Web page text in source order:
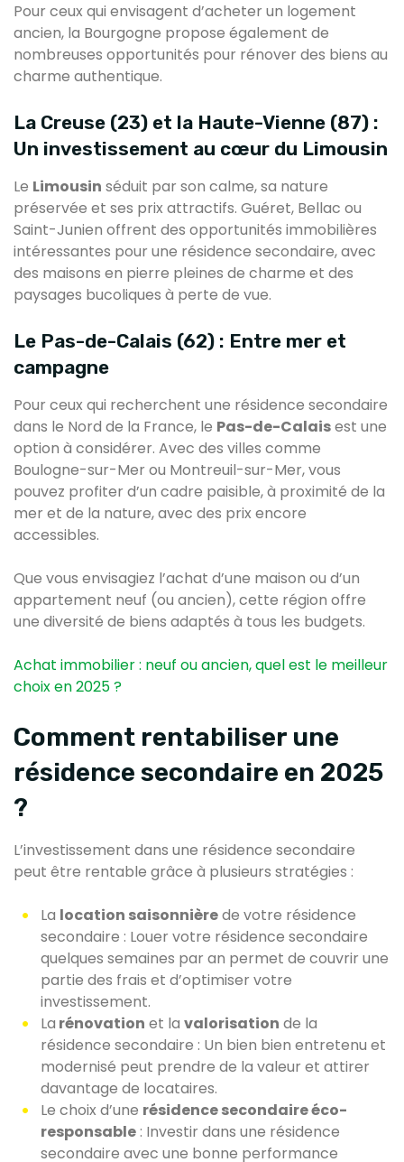
Pour ceux qui envisagent d’acheter un logement
ancien, la Bourgogne propose également de
nombreuses opportunités pour rénover des biens au
charme authentique.
La Creuse (23) et la Haute-Vienne (87) :
Un investissement au cœur du Limousin
Le Limousin séduit par son calme, sa nature
préservée et ses prix attractifs. Guéret, Bellac ou
Saint-Junien offrent des opportunités immobilières
intéressantes pour une résidence secondaire, avec
des maisons en pierre pleines de charme et des
paysages bucoliques à perte de vue.
Le Pas-de-Calais (62) : Entre mer et
campagne
Pour ceux qui recherchent une résidence secondaire
dans le Nord de la France, le Pas-de-Calaisest une
option à considérer. Avec des villes comme
Boulogne-sur-Mer ou Montreuil-sur-Mer, vous
pouvez profiter d’un cadre paisible, à proximité de la
mer et de la nature, avec des prix encore
accessibles.
Que vous envisagiez l’achat d’une maison ou d’un
appartement neuf (ou ancien), cette région offre
une diversité de biens adaptés à tous les budgets.
Achat immobilier : neuf ou ancien, quel est le meilleur
choix en 2025 ?
Comment rentabiliser une
résidence secondaire en 2025
?
L’investissement dans une résidence secondaire
peut être rentable grâce à plusieurs stratégies :
La location saisonnièrede votre résidence
secondaire : Louer votre résidence secondaire
quelques semaines par an permet de couvrir une
partie des frais et d’optimiser votre
investissement.
La rénovation et la valorisation de la
résidence secondaire : Un bien bien entretenu et
modernisé peut prendre de la valeur et attirer
davantage de locataires.
Le choix d’une résidence secondaire éco-
responsable : Investir dans une résidence
secondaire avec une bonne performance